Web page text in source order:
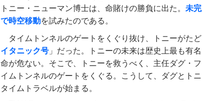
トニー・ニューマン博士は、命賭けの勝負に出た。 未
で時空移動を試みたのである。
タイムトンネルのゲートをくぐり抜け、トニーがた
イタニック号 」だった。トニーの未来は歴史上最も有
命が危ない。そこで、トニーを救うべく、主任ダグ・
イムトンネルのゲートをくぐる。こうして、ダグとト
タイムトラベルが始まる。